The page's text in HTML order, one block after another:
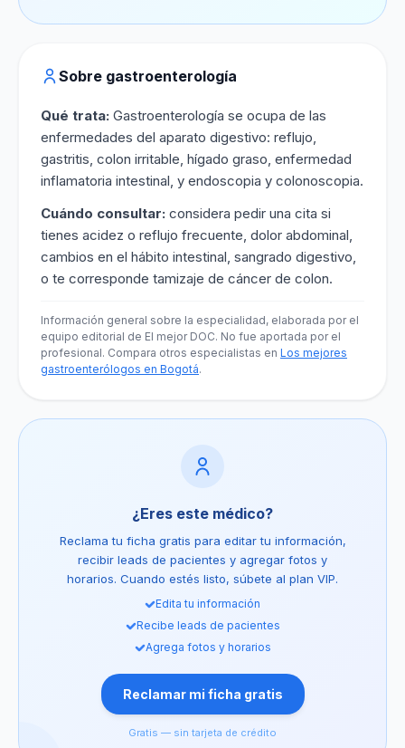
Sobre gastroenterología
Qué trata: Gastroenterología se ocupa de las
enfermedades del aparato digestivo: reflujo,
gastritis, colon irritable, hígado graso, enfermedad
inflamatoria intestinal, y endoscopia y colonoscopia.
Cuándo consultar: considera pedir una cita si
tienes acidez o reflujo frecuente, dolor abdominal,
cambios en el hábito intestinal, sangrado digestivo,
o te corresponde tamizaje de cáncer de colon.
Información general sobre la especialidad, elaborada por el
equipo editorial de El mejor DOC. No fue aportada por el
profesional. Compara otros especialistas en Los mejores
gastroenterólogos en Bogotá.
¿Eres este médico?
Reclama tu ficha gratis para editar tu información,
recibir leads de pacientes y agregar fotos y
horarios. Cuando estés listo, súbete al plan VIP.
Edita tu información
Recibe leads de pacientes
Agrega fotos y horarios
Reclamar mi ficha gratis
Gratis — sin tarjeta de crédito